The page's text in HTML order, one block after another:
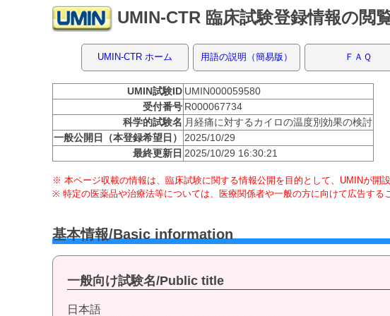
UMIN-CTR 臨床試験登録情報の閲
UMIN-CTR ホーム 用語の説明（簡易版） ＦＡＱ
UMIN試験ID UMIN000059580
受付番号 R000067734
科学的試験名 月経痛に対するカイロの温度別効果の検討
一般公開日（本登録希望日）
2025/10/29
最終更新日 2025/10/29 16:30:21
※ 本ページ収載の情報は、臨床試験に関する情報公開を目的として、UMINが開
※ 特定の医薬品や治療法等については、医療関係者や一般の方に向けて広告する
基本情報/Basic information
一般向け試験名/Public title
日本語